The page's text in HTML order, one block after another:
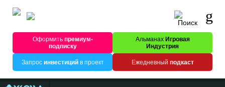
Оформитьпремиум-
подписку
Альманах Игровая
Индустрия
Запрос инвестицийв проект Ежедневный подкаст